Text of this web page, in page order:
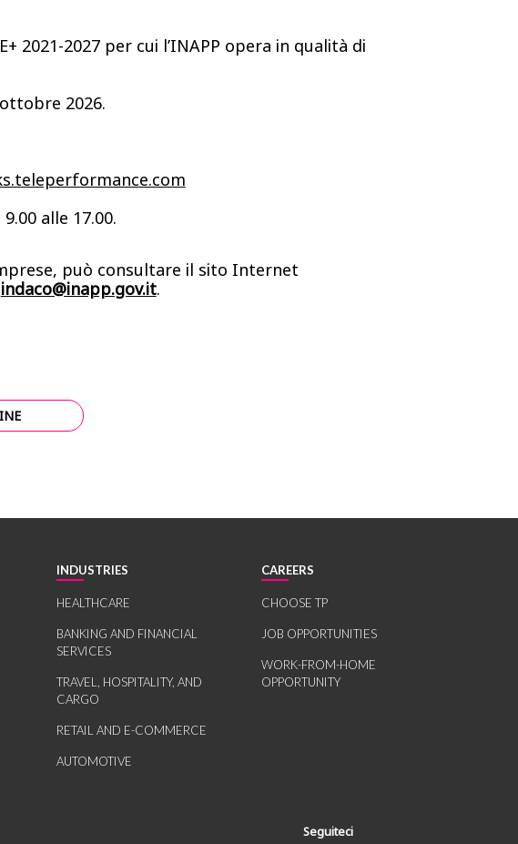
2021-2027 per cui l’INAPP opera in qualità di
2026.
alle 17.00.
può consultare il sito Internet
indaco@inapp.gov.it.
INDUSTRIES
HEALTHCARE
BANKING AND FINANCIAL
SERVICES
TRAVEL, HOSPITALITY, AND
CARGO
RETAIL AND E-COMMERCE
AUTOMOTIVE
CAREERS
CHOOSE TP
JOB OPPORTUNITIES
WORK-FROM-HOME
OPPORTUNITY
Seguiteci